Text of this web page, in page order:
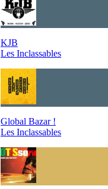
KJB
Les Inclassables
Global Bazar !
Les Inclassables